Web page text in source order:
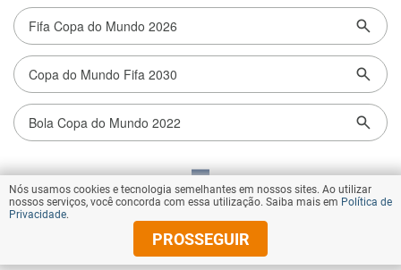
VOLTAR AO TOPO
© Copyright 2026 Diários Associados
Nós usamos cookies e tecnologia semelhantes em nossos sites. Ao utilizar
nossos serviços, você concorda com essa utilização. Saiba mais em Política de
Privacidade.
PROSSEGUIR